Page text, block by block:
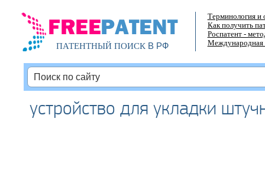
ПАТЕНТНЫЙ ПОИСКВ РФ
Терминология и
Как получить
Роспатент -
Международная
устройство для укладки